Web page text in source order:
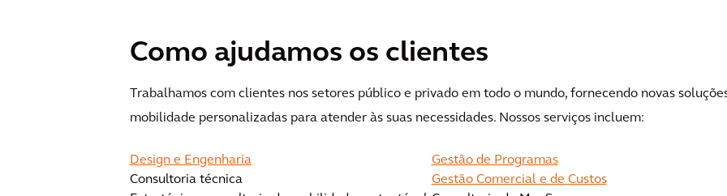
Como ajudamos os clientes
Trabalhamos com clientes nos setores público e privado em todo o mundo, fornecendo novas
mobilidade personalizadas para atender às suas necessidades. Nossos serviços incluem:
Design e Engenharia
Gestão de Programas
Consultoria técnica
Gestão Comercial e de Custos